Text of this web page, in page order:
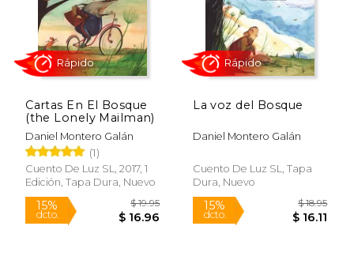
Cartas En El Bosque
(the Lonely Mailman)
Daniel Montero Galán
(1)
Cuento De Luz SL, 2017, 1
Edición, Tapa Dura, Nuevo
Rápido
La voz del Bosque
Daniel Montero Galán
Cuento De Luz SL, Tapa
Dura, Nuevo